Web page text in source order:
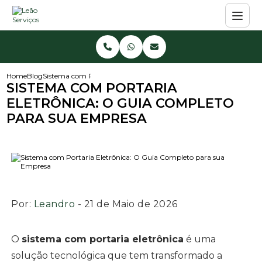
HomeBlogSistema com Portaria Eletrônica: O Guia Completo para sua
SISTEMA COM PORTARIA
ELETRÔNICA: O GUIA COMPLETO
PARA SUA EMPRESA
Por: Leandro - 21 de Maio de 2026
O sistema com portaria eletrônica é uma
solução tecnológica que tem transformado a